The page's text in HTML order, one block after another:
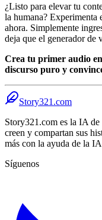
¿Listo para elevar tu
la humana? Experimenta
ahora. Simplemente
deja que el generador de
Crea tu primer audio
discurso puro y
Story321.com
Story321.com es la IA de
creen y compartan sus
más con la ayuda de la
Síguenos